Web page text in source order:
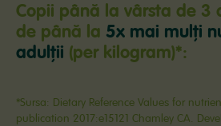
Copii până la vârsta de 3
de până la 5x mai mulți
adulţii (per kilogram)*:
*Sursa: Dietary Reference Values for
publication 2017:e15121 Chamley CA.